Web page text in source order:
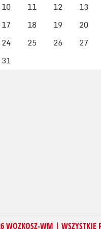
10 11 12 13
17
18 19 20
24
25 26 27
31
WOZKOSZ-WM | WSZYSTKIE